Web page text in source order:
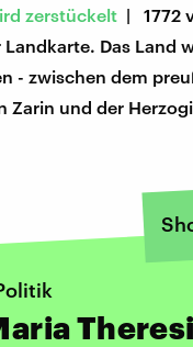
zerstückelt | 1772
Landkarte. Das Land
- zwischen dem
Zarin und der